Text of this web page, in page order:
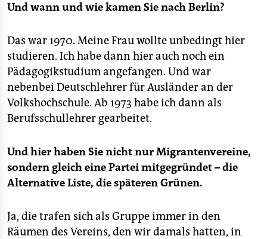
Und wann und wie kamen Sie nach Berlin?
Das war 1970. Meine Frau wollte unbedingt hier
studieren. Ich habe dann hier auch noch ein
Pädagogikstudium angefangen. Und war
nebenbei Deutschlehrer für Ausländer an der
Volkshochschule. Ab 1973 habe ich dann als
Berufsschullehrer gearbeitet.
Und hier haben Sie nicht nur Migrantenvereine,
sondern gleich eine Partei mitgegründet – die
Alternative Liste, die späteren Grünen.
Ja, die trafen sich als Gruppe immer in den
Räumen des Vereins, den wir damals hatten, in